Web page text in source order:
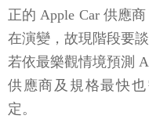
正的 Apple Car 供應
在演變，故現階段要
若依最樂觀情境預測
供應商及規格最快也
定。